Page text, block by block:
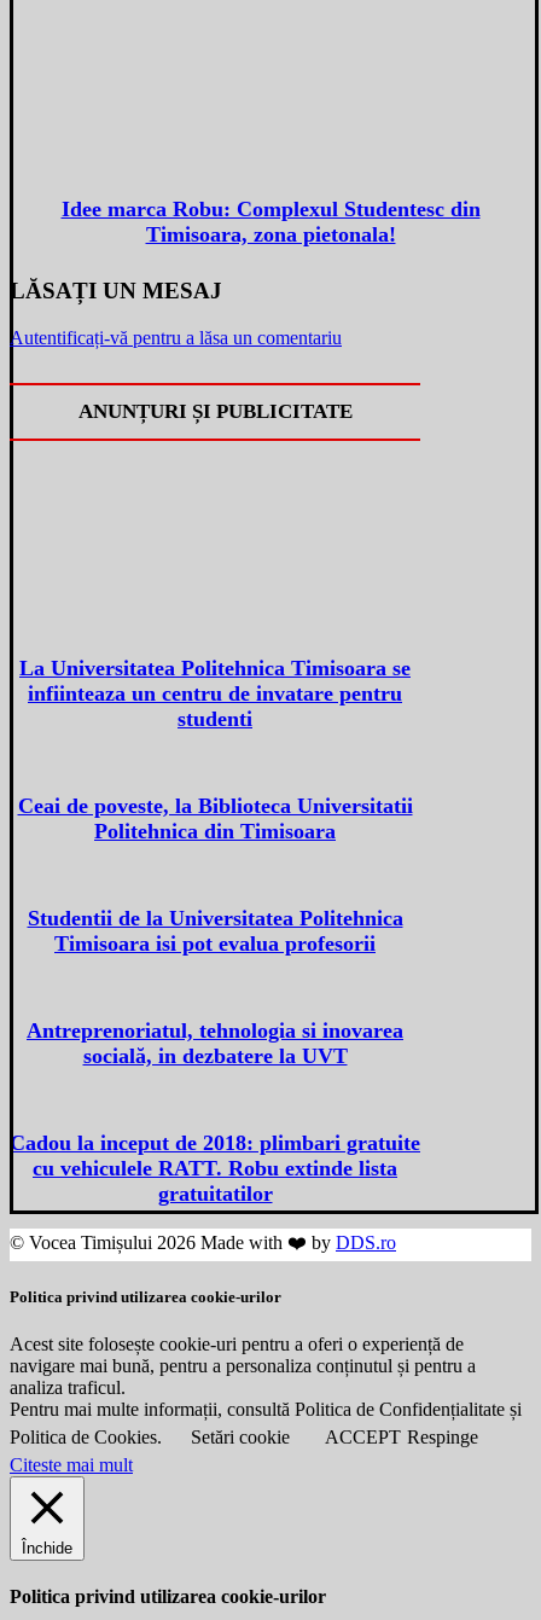
Idee marca Robu: Complexul Studentesc din
Timisoara, zona pietonala!
LĂSAȚI UN MESAJ
Autentificați-vă pentru a lăsa un comentariu
ANUNȚURI ȘI PUBLICITATE
La Universitatea Politehnica Timisoara se
infiinteaza un centru de invatare pentru
studenti
Ceai de poveste, la Biblioteca Universitatii
Politehnica din Timisoara
Studentii de la Universitatea Politehnica
Timisoara isi pot evalua profesorii
Antreprenoriatul, tehnologia si inovarea
socială, in dezbatere la UVT
Cadou la inceput de 2018: plimbari gratuite
cu vehiculele RATT. Robu extinde lista
gratuitatilor
© Vocea Timișului 2026 Made with ❤️ by DDS.ro
Politica privind utilizarea cookie-urilor
Acest site folosește cookie-uri pentru a oferi o experiență de
navigare mai bună, pentru a personaliza conținutul și pentru a
analiza traficul.
Pentru mai multe informații, consultă Politica de Confidențialitate și
Politica de Cookies.
Setări cookie ACCEPT Respinge
Citeste mai mult
Închide
Politica privind utilizarea cookie-urilor